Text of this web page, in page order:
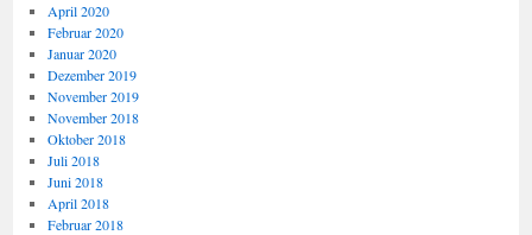
April 2020
Februar 2020
Januar 2020
Dezember 2019
November 2019
November 2018
Oktober 2018
Juli 2018
Juni 2018
April 2018
Februar 2018